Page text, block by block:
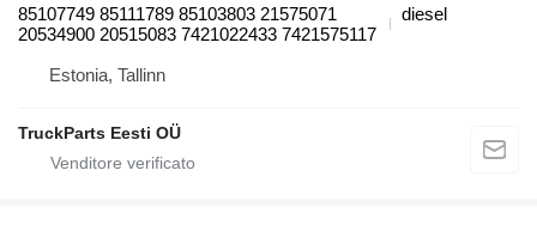
85107749 85111789 85103803 21575071
20534900 20515083 7421022433 7421575117
diesel
Estonia, Tallinn
TruckParts Eesti OÜ